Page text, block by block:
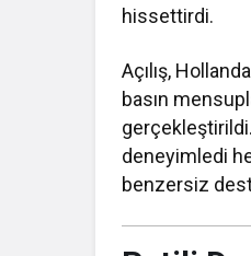
hissettirdi.
Açılış,
basın
deneyimledi
benzersiz